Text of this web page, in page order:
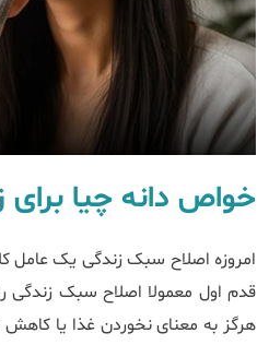
خواص دانه چیا برای
امروزه اصلاح سبک زندگی یک عامل
قدم اول معمولا اصلاح سبک زندگی
هرگز به معنای نخوردن غذا یا